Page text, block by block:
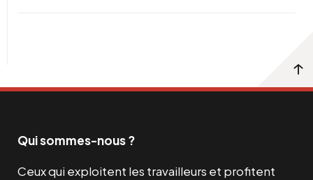
Qui sommes-nous ?
Ceux qui exploitent les travailleurs et profitent